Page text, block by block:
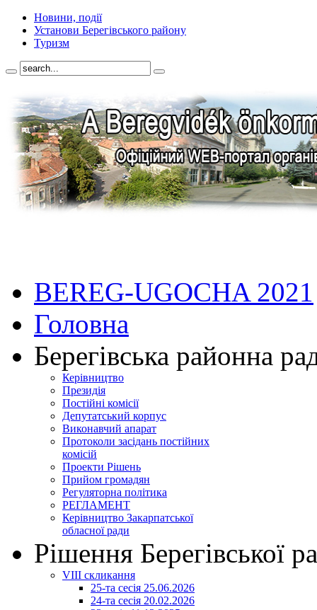
Новини, події
Установи Берегівського району
Туризм
BEREG-UGOCHA 2021
Головна
Берегівська районна
Керівництво
Президія
Постійні комісії
Депутатський корпус
Виконавчий апарат
Протоколи засідань постійних
комісій
Проекти Рішень
Прийом громадян
Регуляторна політика
РЕГЛАМЕНТ
Керівництво Закарпатської
обласної ради
Рішення Берегівської
VIII скликання
25-та сесія 25.06.2026
24-та сесія 20.02.2026